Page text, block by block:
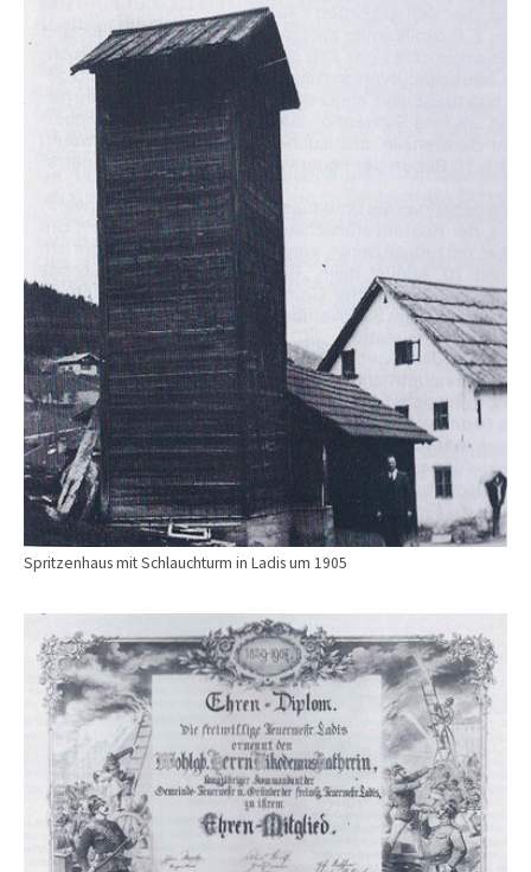
Spritzenhaus mit Schlauchturm in Ladis um 1905
Show larger version for: